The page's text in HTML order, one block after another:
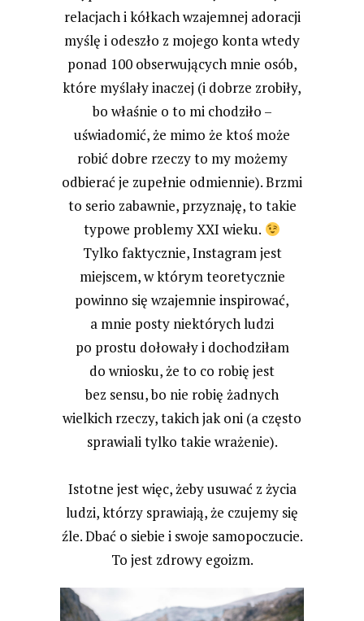
relacjach i kółkach wzajemnej adoracji
myślę i odeszło z mojego konta wtedy
ponad 100 obserwujących mnie osób,
które myślały inaczej (i dobrze zrobiły,
bo właśnie o to mi chodziło –
uświadomić, że mimo że ktoś może
robić dobre rzeczy to my możemy
odbierać je zupełnie odmiennie). Brzmi
to serio zabawnie, przyznaję, to takie
typowe problemy XXI wieku.
Tylko faktycznie, Instagram jest
miejscem, w którym teoretycznie
powinno się wzajemnie inspirować,
a mnie posty niektórych ludzi
po prostu dołowały i dochodziłam
do wniosku, że to co robię jest
bez sensu, bo nie robię żadnych
wielkich rzeczy, takich jak oni (a często
sprawiali tylko takie wrażenie).
Istotne jest więc, żeby usuwać z życia
ludzi, którzy sprawiają, że czujemy się
źle. Dbać o siebie i swoje samopoczucie.
To jest zdrowy egoizm.